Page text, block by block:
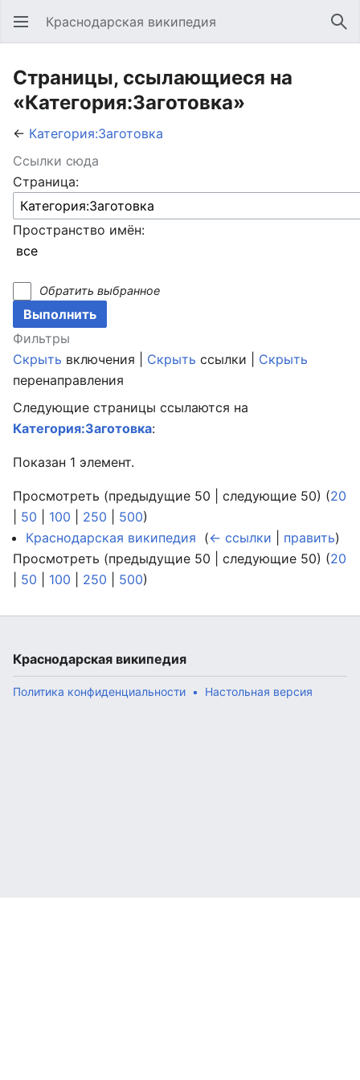
Открыть главное меню Краснодарская википедия
Страницы, ссылающиеся на
«Категория:Заготовка»
← Категория:Заготовка
Ссылки сюда
Страница:
Пространство имён:
Обратить выбранное
Фильтры
Скрыть включения | Скрыть ссылки | Скрыть
перенаправления
Следующие страницы ссылаются на
Категория:Заготовка:
Показан 1 элемент.
Просмотреть (предыдущие 50 | следующие 50) (20
50 100 250 500)
Краснодарская википедия (← ссылки править)
Просмотреть (предыдущие 50 | следующие 50) (20
50 100 250 500)
Краснодарская википедия
Политика конфиденциальности Настольная версия